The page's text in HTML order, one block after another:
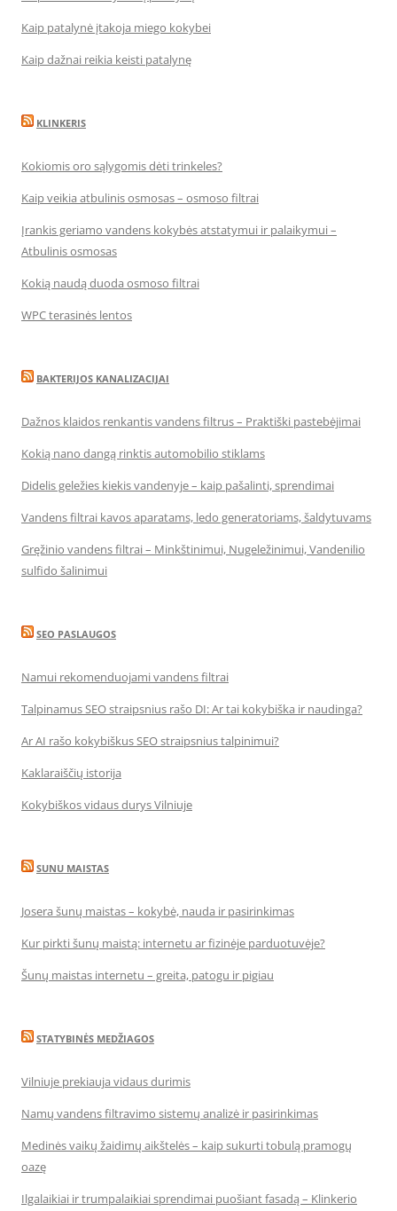
Kaip patalynė įtakoja miego kokybei
Kaip dažnai reikia keisti patalynę
KLINKERIS
Kokiomis oro sąlygomis dėti trinkeles?
Kaip veikia atbulinis osmosas – osmoso filtrai
Įrankis geriamo vandens kokybės atstatymui ir palaikymui –
Atbulinis osmosas
Kokią naudą duoda osmoso filtrai
WPC terasinės lentos
BAKTERIJOS KANALIZACIJAI
Dažnos klaidos renkantis vandens filtrus – Praktiški pastebėjimai
Kokią nano dangą rinktis automobilio stiklams
Didelis geležies kiekis vandenyje – kaip pašalinti, sprendimai
Vandens filtrai kavos aparatams, ledo generatoriams, šaldytuvams
Gręžinio vandens filtrai – Minkštinimui, Nugeležinimui, Vandenilio
sulfido šalinimui
SEO PASLAUGOS
Namui rekomenduojami vandens filtrai
Talpinamus SEO straipsnius rašo DI: Ar tai kokybiška ir naudinga?
Ar AI rašo kokybiškus SEO straipsnius talpinimui?
Kaklaraiščių istorija
Kokybiškos vidaus durys Vilniuje
SUNU MAISTAS
Josera šunų maistas – kokybė, nauda ir pasirinkimas
Kur pirkti šunų maistą: internetu ar fizinėje parduotuvėje?
Šunų maistas internetu – greita, patogu ir pigiau
STATYBINĖS MEDŽIAGOS
Vilniuje prekiauja vidaus durimis
Namų vandens filtravimo sistemų analizė ir pasirinkimas
Medinės vaikų žaidimų aikštelės – kaip sukurti tobulą pramogų
oazę
Ilgalaikiai ir trumpalaikiai sprendimai puošiant fasadą – Klinkerio